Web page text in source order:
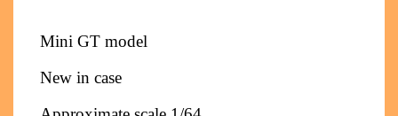
Mini GT model
New in case